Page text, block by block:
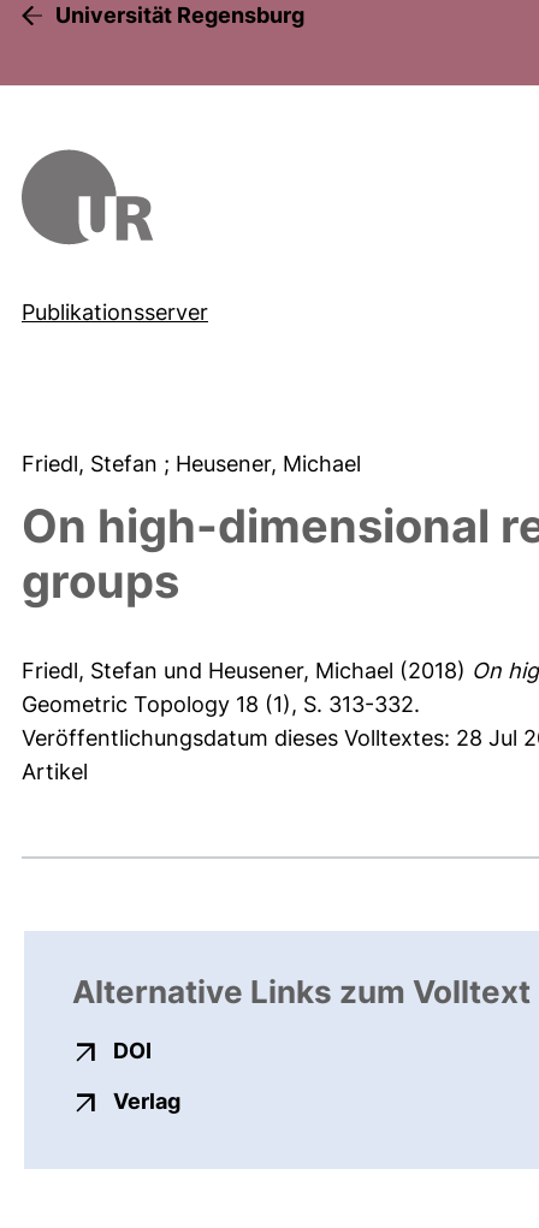
Universität Regensburg
Publikationsserver
Friedl, Stefan ; Heusener, Michael
On high-dimensional
groups
Friedl, Stefan und Heusener, Michael (2018) On
Geometric Topology 18 (1), S. 313-332.
Veröffentlichungsdatum dieses Volltextes: 28 Jul
Artikel
Alternative Links zum Volltext
DOI
Verlagexterner Link, öffnet neues